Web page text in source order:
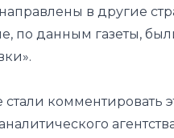
комментировать
в этой стране, но и во